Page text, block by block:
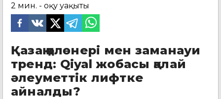
2 мин. - оқу уақыты
Қазақ қолөнері мен заманауи
тренд: Qiyal жобасы қалай
әлеуметтік лифтке
айналды?